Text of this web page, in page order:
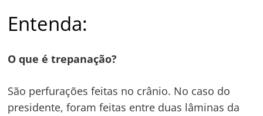
Entenda:
O que é trepanação?
São perfurações feitas no crânio. No caso do
presidente, foram feitas entre duas lâminas da